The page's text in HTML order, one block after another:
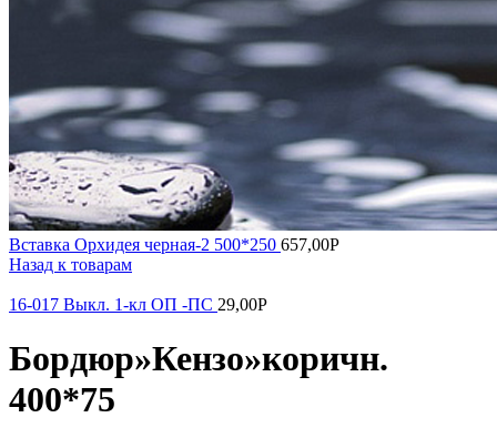
Вставка Орхидея черная-2 500*250 657,00Р
Назад к товарам
16-017 Выкл. 1-кл ОП -ПС 29,00Р
Бордюр»Кензо»коричн.
400*75